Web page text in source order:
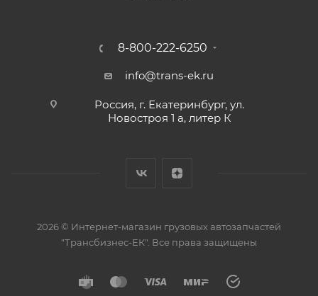
8-800-222-6250
info@trans-ek.ru
Россия, г. Екатеринбург, ул.
Новостроя 1 а, литер К
2026 © Интернет-магазин грузовых автозапчастей
"Трансбизнес-ЕК" . Все права защищены